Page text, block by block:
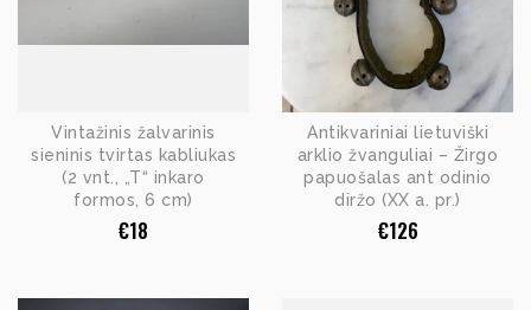
Vintažinis žalvarinis
sieninis tvirtas kabliukas
(2 vnt., „T“ inkaro
formos, 6 cm)
€18
Antikvariniai lietuviški
arklio žvanguliai – Žirgo
papuošalas ant odinio
diržo (XX a. pr.)
€126